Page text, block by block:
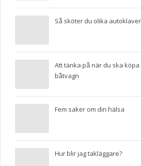
Så sköter du olika autoklaver
Att tänka på när du ska köpa
båtvagn
Fem saker om din hälsa
Hur blir jag takläggare?